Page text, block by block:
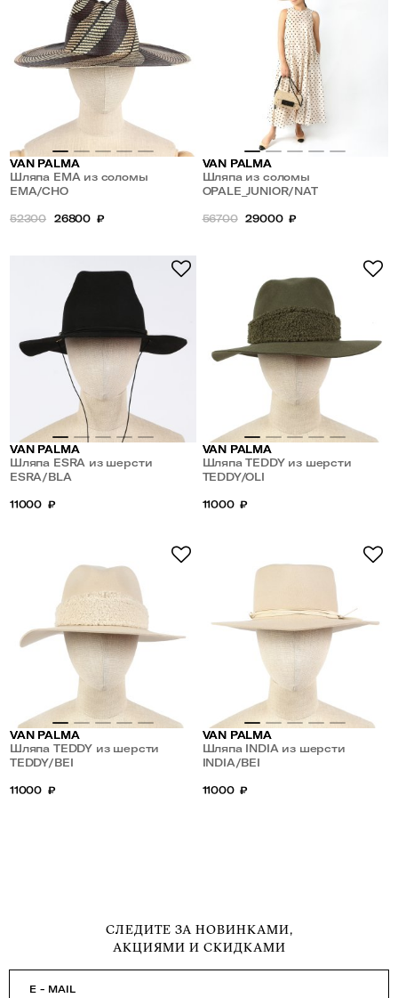
VAN PALMA
Шляпа EMA из соломы
EMA/CHO
52300 26800 ₽
VAN PALMA
Шляпа из соломы
OPALE_JUNIOR/NAT
56700 29000 ₽
VAN PALMA
Шляпа ESRA из шерсти
ESRA/BLA
11000 ₽
VAN PALMA
Шляпа TEDDY из шерсти
TEDDY/OLI
11000 ₽
VAN PALMA
Шляпа TEDDY из шерсти
TEDDY/BEI
11000 ₽
VAN PALMA
Шляпа INDIA из шерсти
INDIA/BEI
11000 ₽
СЛЕДИТЕ ЗА НОВИНКАМИ,
АКЦИЯМИ И СКИДКАМИ
E - MAIL